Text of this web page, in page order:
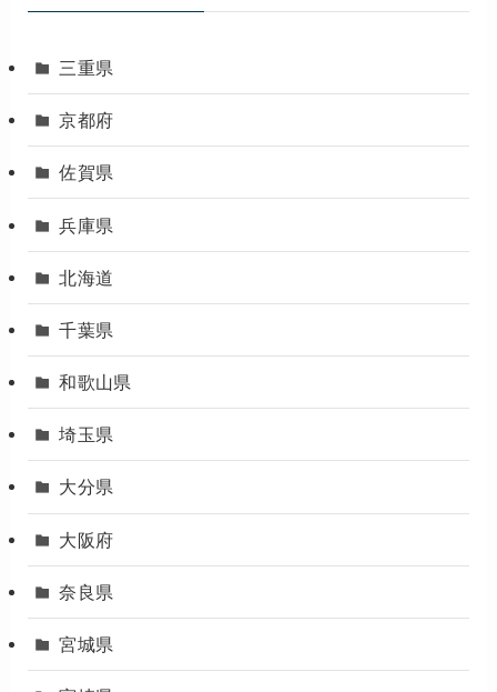
三重県
京都府
佐賀県
兵庫県
北海道
千葉県
和歌山県
埼玉県
大分県
大阪府
奈良県
宮城県